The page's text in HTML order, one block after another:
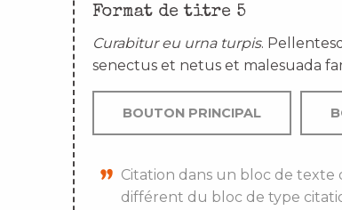
Format de titre 5
Curabitur eu urna turpis.
senectus et netus et malesuada
BOUTON PRINCIPAL
Citation dans un bloc de texte
différent du bloc de type